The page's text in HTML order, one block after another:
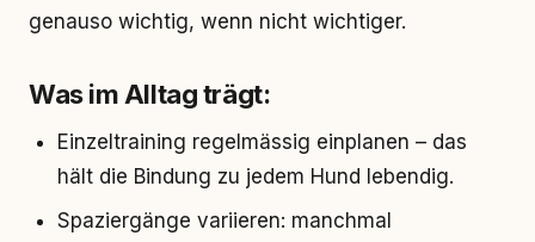
genauso wichtig, wenn nicht wichtiger.
Was im Alltag trägt:
Einzeltraining regelmässig einplanen – das
hält die Bindung zu jedem Hund lebendig.
Spaziergänge variieren: manchmal